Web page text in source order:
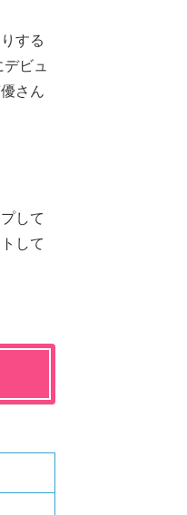
する
ビュ
さん
して
して